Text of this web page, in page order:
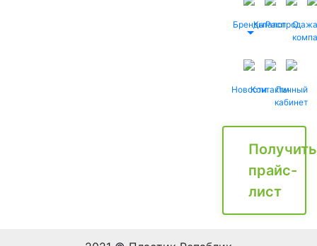
БрендыКаталог
Распродажа
О
НовостиКонтактыЛичный
кабинет
Получить
прайс-
лист